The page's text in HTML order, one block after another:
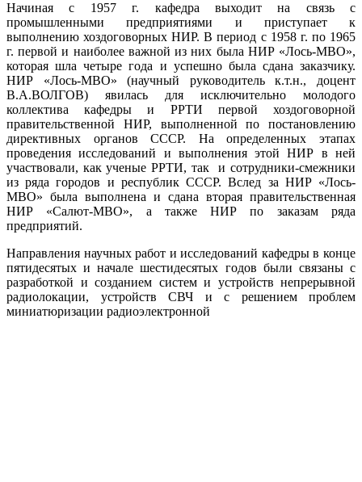
Начиная с 1957 г. кафедра выходит на связь с
промышленными предприятиями и приступает к
выполнению хоздоговорных НИР. В период с 1958 г. по 1965
г. первой и наиболее важной из них была НИР «Лось-МВО»,
которая шла четыре года и успешно была сдана заказчику.
НИР «Лось-МВО» (научный руководитель к.т.н., доцент
В.А.ВОЛГОВ) явилась для исключительно молодого
коллектива кафедры и РРТИ первой хоздоговорной
правительственной НИР, выполненной по постановлению
директивных органов СССР. На определенных этапах
проведения исследований и выполнения этой НИР в ней
участвовали, как ученые РРТИ, так и сотрудники-смежники
из ряда городов и республик СССР. Вслед за НИР «Лось-
МВО» была выполнена и сдана вторая правительственная
НИР «Салют-МВО», а также НИР по заказам ряда
предприятий.
Направления научных работ и исследований кафедры в конце
пятидесятых и начале шестидесятых годов были связаны с
разработкой и созданием систем и устройств непрерывной
радиолокации, устройств СВЧ и с решением проблем
миниатюризации радиоэлектронной